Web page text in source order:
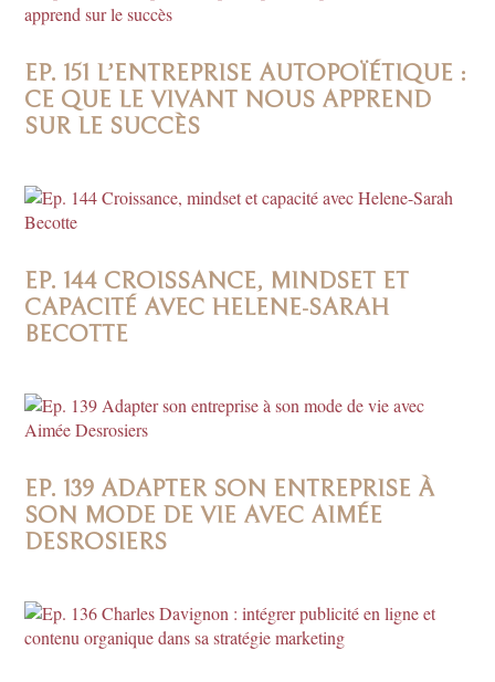
EP. 151 L’ENTREPRISE AUTOPOÏÉTIQUE :
CE QUE LE VIVANT NOUS APPREND
SUR LE SUCCÈS
EP. 144 CROISSANCE, MINDSET ET
CAPACITÉ AVEC HELENE-SARAH
BECOTTE
EP. 139 ADAPTER SON ENTREPRISE À
SON MODE DE VIE AVEC AIMÉE
DESROSIERS